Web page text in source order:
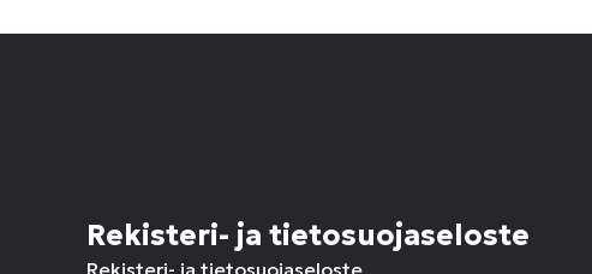
Rekisteri- ja tietosuojaseloste
Rekisteri- ja tietosuojaseloste